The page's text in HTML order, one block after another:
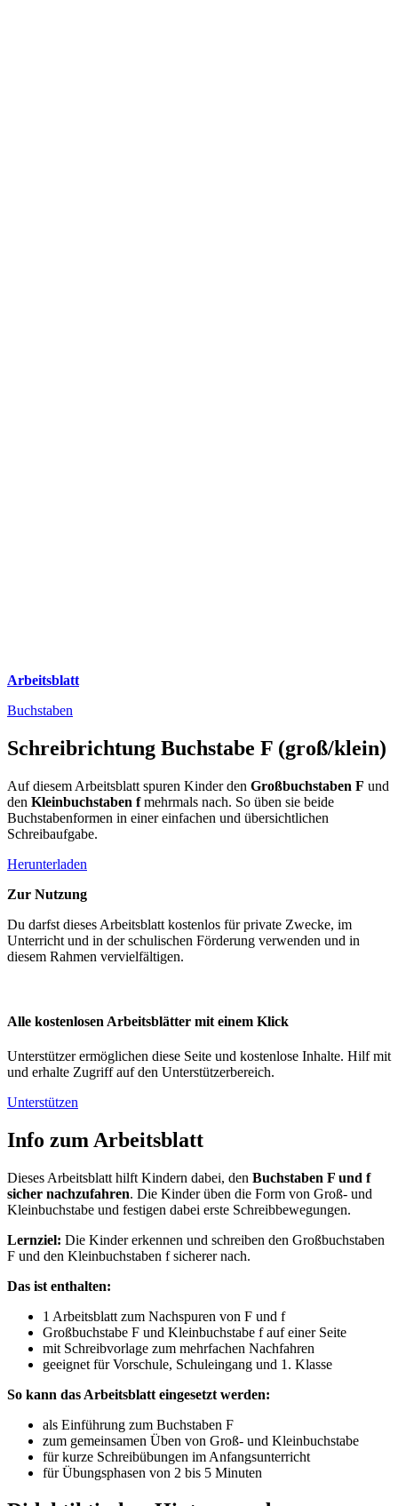
Arbeitsblatt
Buchstaben
Schreibrichtung Buchstabe F (groß/klein)
Auf diesem Arbeitsblatt spuren Kinder den Großbuchstaben F und
den Kleinbuchstaben fmehrmals nach. So üben sie beide
Buchstabenformen in einer einfachen und übersichtlichen
Schreibaufgabe.
Herunterladen
Zur Nutzung
Du darfst dieses Arbeitsblatt kostenlos für private Zwecke, im
Unterricht und in der schulischen Förderung verwenden und in
diesem Rahmen vervielfältigen.
Alle kostenlosen Arbeitsblätter mit einem Klick
Unterstützer ermöglichen diese Seite und kostenlose Inhalte. Hilf mit
und erhalte Zugriff auf den Unterstützerbereich.
Unterstützen
Info zum Arbeitsblatt
Dieses Arbeitsblatt hilft Kindern dabei, den Buchstaben F und f
sicher nachzufahren. Die Kinder üben die Form von Groß- und
Kleinbuchstabe und festigen dabei erste Schreibbewegungen.
Lernziel: Die Kinder erkennen und schreiben den Großbuchstaben
F und den Kleinbuchstaben f sicherer nach.
Das ist enthalten:
1 Arbeitsblatt zum Nachspuren von F und f
Großbuchstabe F und Kleinbuchstabe f auf einer Seite
mit Schreibvorlage zum mehrfachen Nachfahren
geeignet für Vorschule, Schuleingang und 1. Klasse
So kann das Arbeitsblatt eingesetzt werden:
als Einführung zum Buchstaben F
zum gemeinsamen Üben von Groß- und Kleinbuchstabe
für kurze Schreibübungen im Anfangsunterricht
für Übungsphasen von 2 bis 5 Minuten